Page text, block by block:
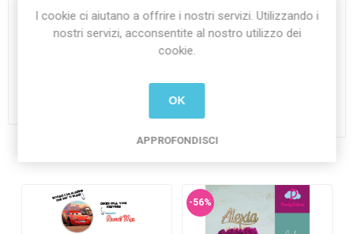
Bicchieri 250 cc Pensione 6
-56%
I cookie ci aiutano a offrire i nostri servizi. Utilizzando i
nostri servizi, acconsentite al nostro utilizzo dei
cookie.
OK
APPROFONDISCI